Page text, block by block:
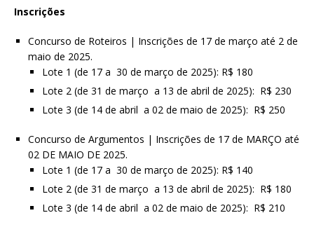
Inscrições
Concurso de Roteiros | Inscrições de 17 de março até 2 de
maio de 2025.
Lote 1 (de 17 a 30 de março de 2025): R$ 180
Lote 2 (de 31 de março a 13 de abril de 2025): R$ 230
Lote 3 (de 14 de abril a 02 de maio de 2025): R$ 250
Concurso de Argumentos | Inscrições de 17 de MARÇO até
02 DE MAIO DE 2025.
Lote 1 (de 17 a 30 de março de 2025): R$ 140
Lote 2 (de 31 de março a 13 de abril de 2025): R$ 180
Lote 3 (de 14 de abril a 02 de maio de 2025): R$ 210